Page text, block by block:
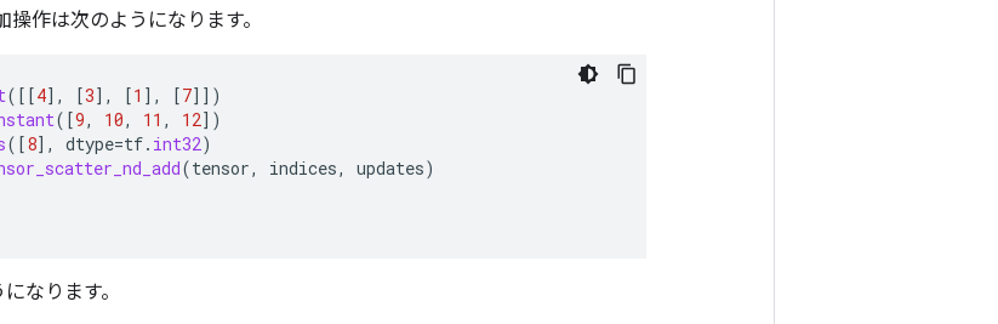
作は次のようになります。
( [[4] , [3] , [1 ] , [7]] )
( [9, 10, 11 , 12] )
( [8] , dtype=tf. int32)
(tensor, indices, updates)
なります。